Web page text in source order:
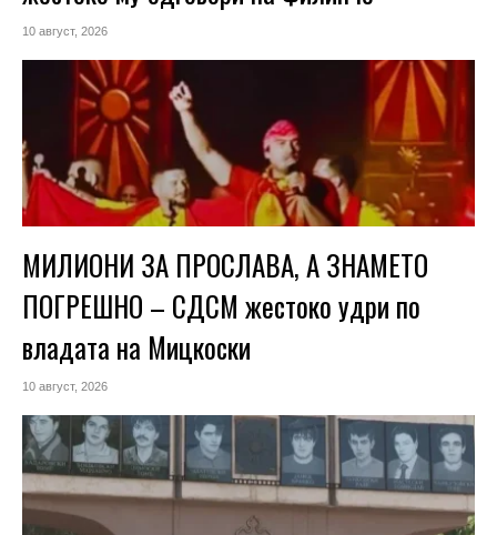
10 август, 2026
МИЛИОНИ ЗА ПРОСЛАВА, А ЗНАМЕТО
ПОГРЕШНО – СДСМ жестоко удри по
владата на Мицкоски
10 август, 2026